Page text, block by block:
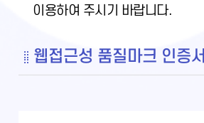
이용하여 주시기 바랍니다.
웹접근성 품질마크 인증서